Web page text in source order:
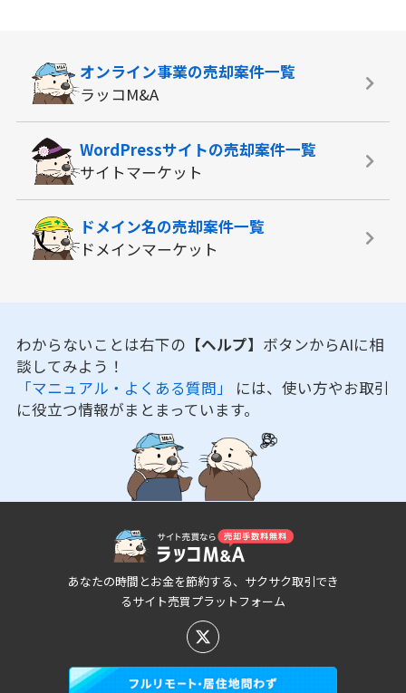
オンライン事業の売却案件一覧
ラッコM&A
WordPressサイトの売却案件一覧
サイトマーケット
ドメイン名の売却案件一覧
ドメインマーケット
わからないことは右下の 【ヘルプ】 ボタンからAIに相
談してみよう！
「マニュアル・よくある質問」 には、使い方やお取引
に役立つ情報がまとまっています。
あなたの時間とお金を節約する、サクサク取引でき
るサイト売買プラットフォーム